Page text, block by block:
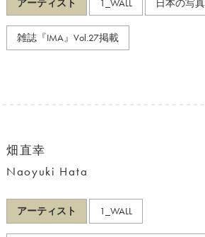
アーティスト 1_WALL 日本の写
雑誌『IMA』Vol.27掲載
畑直幸
Naoyuki Hata
アーティスト 1_WALL